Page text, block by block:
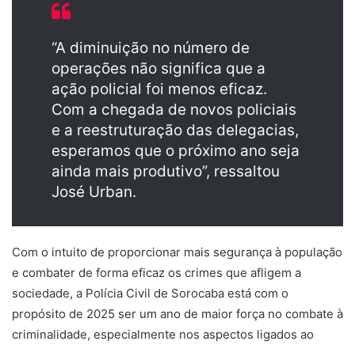
“A diminuição no número de
operações não significa que a
ação policial foi menos eficaz.
Com a chegada de novos policiais
e a reestruturação das delegacias,
esperamos que o próximo ano seja
ainda mais produtivo”, ressaltou
José Urban.
Com o intuito de proporcionar mais segurança à população
e combater de forma eficaz os crimes que afligem a
sociedade, a Polícia Civil de Sorocaba está com o
propósito de 2025 ser um ano de maior força no combate à
criminalidade, especialmente nos aspectos ligados ao